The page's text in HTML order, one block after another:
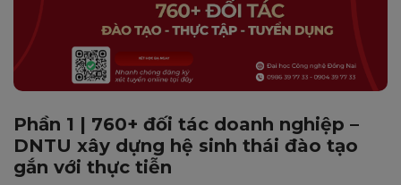
Phần 1 | 760+ đối tác doanh nghiệp –
DNTU xây dựng hệ sinh thái đào tạo
gắn với thực tiễn